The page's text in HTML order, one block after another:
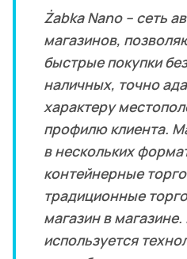
Żabka Nano – сеть
магазинов,
быстрые покупки
наличных, точно
характеру
профилю клиента.
в нескольких
контейнерные
традиционные
магазин в
используется